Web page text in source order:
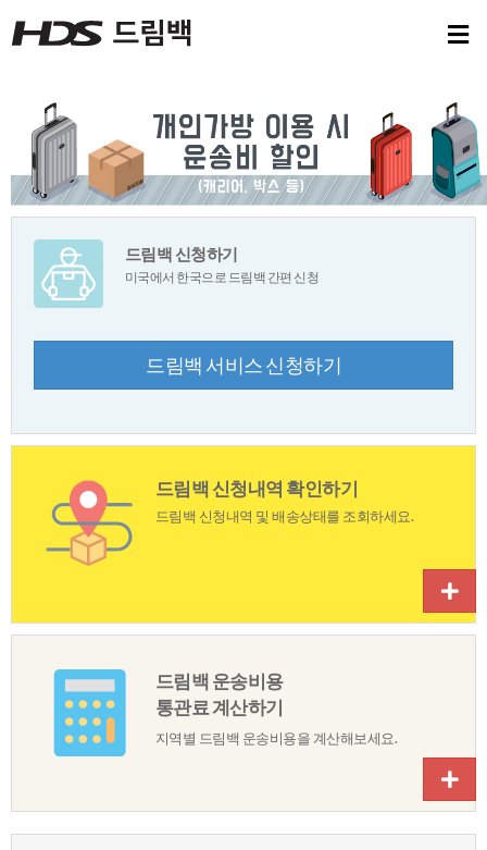
드림백신청하기
미국에서한국으로드림백간편신청
드림백서비스신청하기
드림백신청내역확인하기
드림백신청내역및배송상태를조회하세요.
드림백운송비용
통관료계산하기
지역별드림백운송비용을계산해보세요.